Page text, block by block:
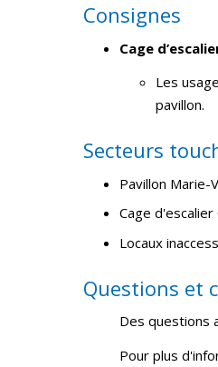
Consignes
Cage
Les
pavillon.
Secteurs
Pavillon Marie-
Cage d'escalier
Locaux
Questions et
Des questions
Pour plus